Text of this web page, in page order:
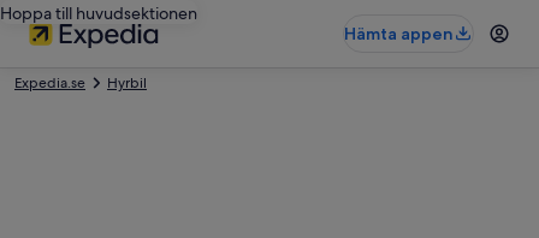
Hoppa till huvudsektionen
Hämta appen
Expedia.se Hyrbil